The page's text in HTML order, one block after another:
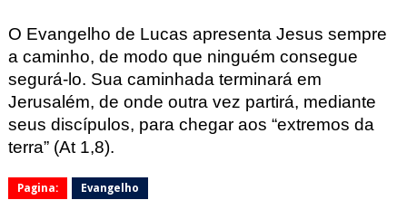
O Evangelho de Lucas apresenta Jesus sempre
a caminho, de modo que ninguém consegue
segurá-lo. Sua caminhada terminará em
Jerusalém, de onde outra vez partirá, mediante
seus discípulos, para chegar aos “extremos da
terra” (At 1,8).
Pagina: Evangelho